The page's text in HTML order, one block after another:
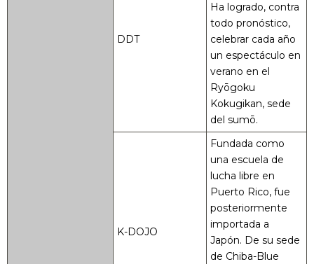
DDT
Ha logrado, contra
todo pronóstico,
celebrar cada año
un espectáculo en
verano en el
Ryōgoku
Kokugikan, sede
del sumō.
K-DOJO
Fundada como
una escuela de
lucha libre en
Puerto Rico, fue
posteriormente
importada a
Japón. De su sede
de Chiba-Blue